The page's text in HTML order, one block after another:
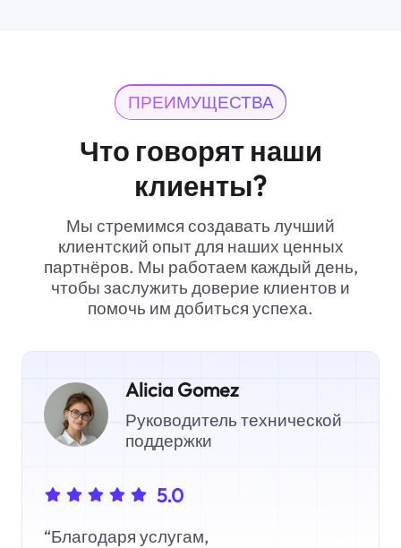
ПРЕИМУЩЕСТВА
Что говорят наши
клиенты?
Мы стремимся создавать лучший
клиентский опыт для наших ценных
партнёров. Мы работаем каждый день,
чтобы заслужить доверие клиентов и
помочь им добиться успеха.
Alicia Gomez
Руководитель технической
поддержки
5.0
“Благодаря услугам,